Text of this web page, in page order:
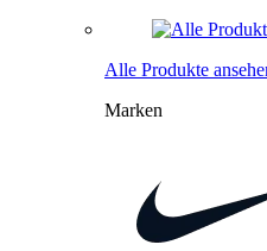
Alle Produkte
Marken